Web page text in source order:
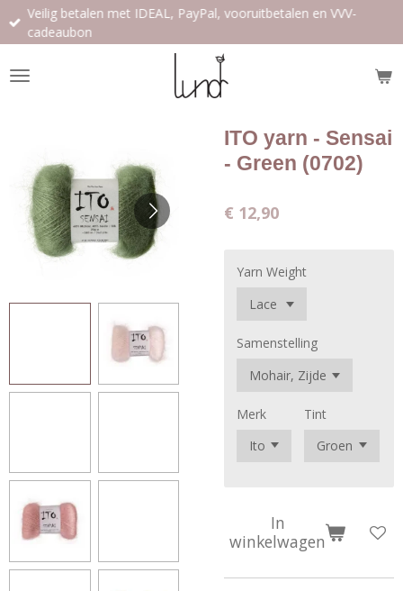
Ga
direct
de
Veilig betalen met IDEAL, PayPal, vooruitbetalen en VVV-
cadeaubon
ITO yarn - Sensai
- Green (0702)
€ 12,90
Yarn Weight
Samenstelling
Merk Tint
In
winkelwagen